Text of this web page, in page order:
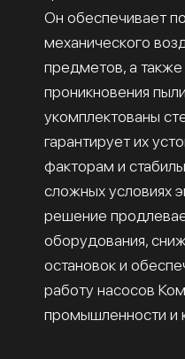
Он обеспечивает
механического
предметов, а
проникновения
укомплектованы
гарантирует их
факторам и
сложных условиях
решение
оборудования,
остановок и
работу насосов
промышленности и